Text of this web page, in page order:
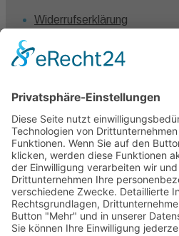
Widerrufserklärung
Vertrag widerrufen
Kontakt
Claudia Winkel
0431 – 1280 7461
info@claudiawinkel.com
Kiel